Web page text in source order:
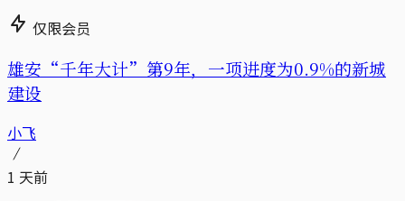
仅限会员
雄安“千年大计”第9年，一项进度为0.9%的新城
建设
小飞
1 天前